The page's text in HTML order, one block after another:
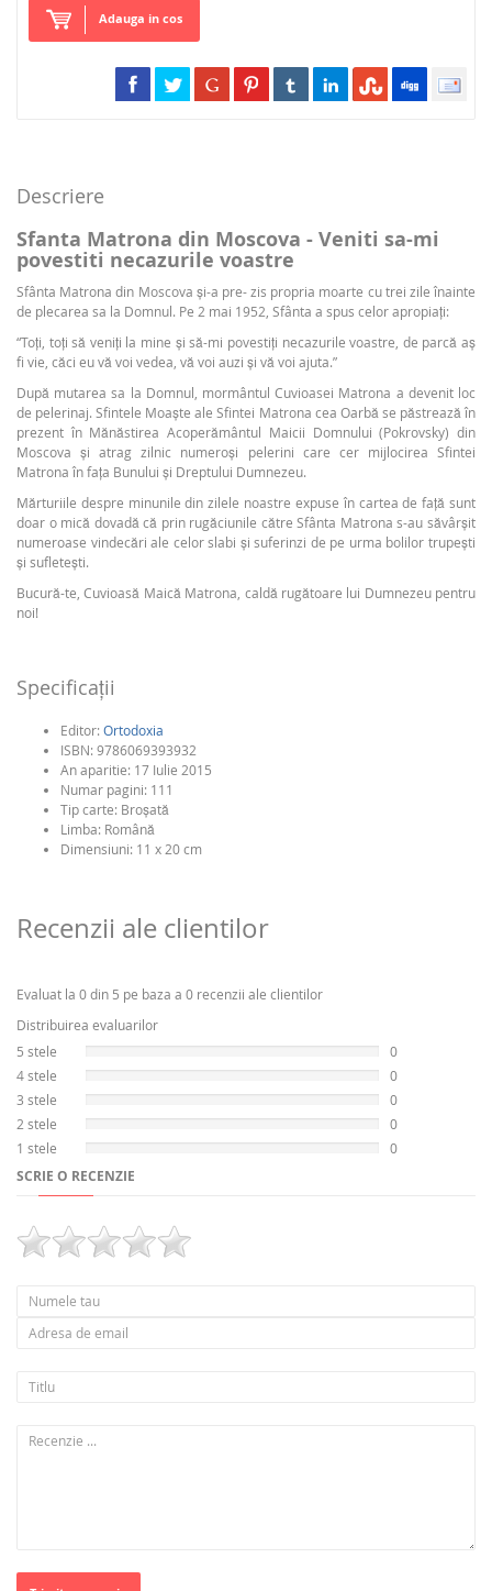
Adauga in cos
Descriere
Sfanta Matrona din Moscova - Veniti sa-mi
povestiti necazurile voastre
Sfânta Matrona din Moscova și-a pre- zis propria moarte cu trei zile înainte
de plecarea sa la Domnul. Pe 2 mai 1952, Sfânta a spus celor apropiați:
“Toți, toți să veniți la mine și să-mi povestiți necazurile voastre, de parcă aș
fi vie, căci eu vă voi vedea, vă voi auzi și vă voi ajuta.”
După mutarea sa la Domnul, mormântul Cuvioasei Matrona a devenit loc
de pelerinaj. Sfintele Moaște ale Sfintei Matrona cea Oarbă se păstrează în
prezent în Mănăstirea Acoperământul Maicii Domnului (Pokrovsky) din
Moscova și atrag zilnic numeroși pelerini care cer mijlocirea Sfintei
Matrona în faţa Bunului şi Dreptului Dumnezeu.
Mărturiile despre minunile din zilele noastre expuse în cartea de față sunt
doar o mică dovadă că prin rugăciunile către Sfânta Matrona s-au săvârșit
numeroase vindecări ale celor slabi și suferinzi de pe urma bolilor trupești
și sufletești.
Bucură-te, Cuvioasă Maică Matrona, caldă rugătoare lui Dumnezeu pentru
noi!
Specificaţii
Editor: Ortodoxia
ISBN: 9786069393932
An aparitie: 17 Iulie 2015
Numar pagini: 111
Tip carte: Broşată
Limba: Română
Dimensiuni: 11 x 20 cm
Recenzii ale clientilor
Evaluat la 0 din 5 pe baza a 0 recenzii ale clientilor
Distribuirea evaluarilor
5 stele
0
4 stele
0
3 stele
0
2 stele
0
1 stele
0
SCRIE O RECENZIE